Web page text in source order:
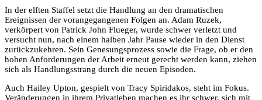
In der elften Staffel setzt die Handlung an den dramatischen
Ereignissen der vorangegangenen Folgen an. Adam Ruzek,
verkörpert von Patrick John Flueger, wurde schwer verletzt und
versucht nun, nach einem halben Jahr Pause wieder in den Dienst
zurückzukehren. Sein Genesungsprozess sowie die Frage, ob er den
hohen Anforderungen der Arbeit erneut gerecht werden kann, ziehen
sich als Handlungsstrang durch die neuen Episoden.
Auch Hailey Upton, gespielt von Tracy Spiridakos, steht im Fokus.
Veränderungen in ihrem Privatleben machen es ihr schwer, sich mit